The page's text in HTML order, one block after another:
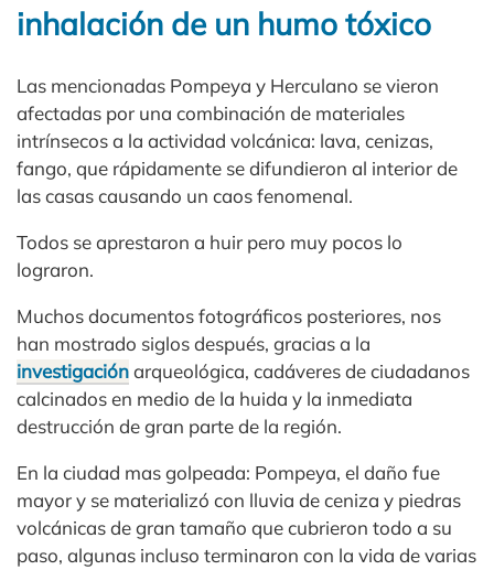
inhalación de un humo tóxico
Las mencionadas Pompeya y Herculano se vieron
afectadas por una combinación de materiales
intrínsecos a la actividad volcánica: lava, cenizas,
fango, que rápidamente se difundieron al interior de
las casas causando un caos fenomenal.
Todos se aprestaron a huir pero muy pocos lo
lograron.
Muchos documentos fotográficos posteriores, nos
han mostrado siglos después, gracias a la
investigaciónarqueológica, cadáveres de ciudadanos
calcinados en medio de la huida y la inmediata
destrucción de gran parte de la región.
En la ciudad mas golpeada: Pompeya, el daño fue
mayor y se materializó con lluvia de ceniza y piedras
volcánicas de gran tamaño que cubrieron todo a su
paso, algunas incluso terminaron con la vida de varias